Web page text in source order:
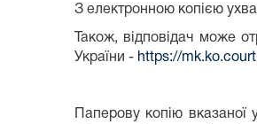
З електронною копією
Також, відповідач може
України - https://
Паперову копію